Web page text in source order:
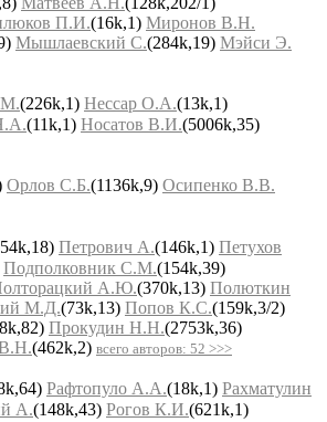
П.И.(16k,1) Миронов В.Н.
Мышлаевский С.(284k,19) Мэйси Э.
(226k,1) Нессар О.А.(13k,1)
(11k,1) Носатов В.И.(5006k,35)
Орлов С.Б.(1136k,9) Осипенко В.В.
Петрович А.(146k,1) Петухов
Подполковник С.М.(154k,39)
А.Ю.(370k,13) Полюткин
М.Д.(73k,13) Попов К.С.(159k,3/2)
Прокудин Н.Н.(2753k,36)
(462k,2) всего авторов: 52 >>>
Рафтопуло А.А.(18k,1) Рахматулин
А.(148k,43) Рогов К.И.(621k,1)